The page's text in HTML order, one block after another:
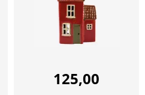
125,00